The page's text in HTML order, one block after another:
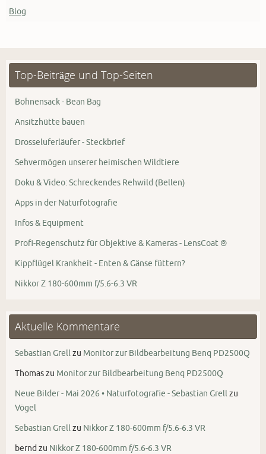
Blog
Top-Beiträge und Top-Seiten
Bohnensack - Bean Bag
Ansitzhütte bauen
Drosseluferläufer - Steckbrief
Sehvermögen unserer heimischen Wildtiere
Doku & Video: Schreckendes Rehwild (Bellen)
Apps in der Naturfotografie
Infos & Equipment
Profi-Regenschutz für Objektive & Kameras - LensCoat ®
Kippflügel Krankheit - Enten & Gänse füttern?
Nikkor Z 180-600mm f/5.6-6.3 VR
Aktuelle Kommentare
Sebastian Grell zu Monitor zur Bildbearbeitung Benq PD2500Q
Thomaszu Monitor zur Bildbearbeitung Benq PD2500Q
Neue Bilder - Mai 2026 • Naturfotografie - Sebastian Grell zu
Vögel
Sebastian Grell zu Nikkor Z 180-600mm f/5.6-6.3 VR
bernd zu Nikkor Z 180-600mm f/5.6-6.3 VR